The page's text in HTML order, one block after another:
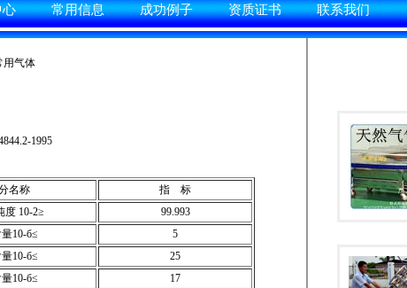
心 常用信息 成功例子 资质证书 联系我们
用气体
1995
名称
指 标
度 10-2≥
99.993
10-б≤
5
10-б≤
25
10-б≤
17